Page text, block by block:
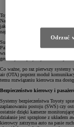
Toyota od lat opracowuje
Najnowsze technologie Toyota T-
jako wyposażenie standardowe, oraz
najlepiej odzwierciedlają
Sukcesywnie do kolejnych modeli
Pakiet zadebiutował wraz z
wszystkich wersji nadwoziowych
generacji. W przyszłym roku
Co ważne, po raz pierwszy systemy
air (OTA) poprzez moduł
temu rozwiązaniu kierowca ma
Bezpieczeństwo kierowcy i
Systemy bezpieczeństwa Toyoty
zaplanowaniu postoju (SWS) czy
ostatnie dzięki kamerze
działanie jest sprzężone z układem
kierowcy zatrzyma auto na pasie
Odrzuć